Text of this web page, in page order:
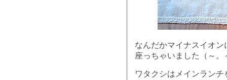
なんだかマイナスイオ
座っちゃいました（～
ワタクシはメインランチ